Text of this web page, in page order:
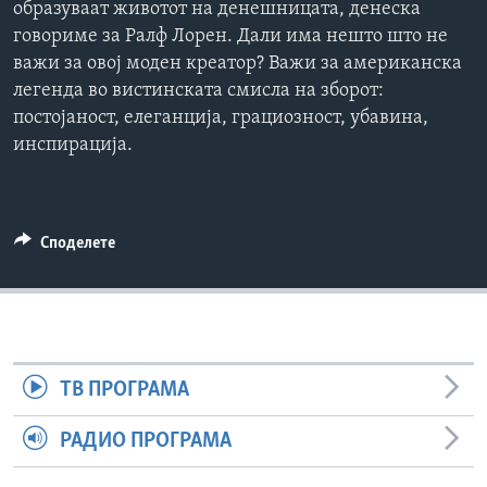
ИНТЕРВЈУА
Јазици
образуваат животот на денешницата, денеска
говориме за Ралф Лорен. Дали има нешто што не
важи за овој моден креатор? Важи за американска
легенда во вистинската смисла на зборот:
постојаност, елеганција, грациозност, убавина,
инспирација.
Споделете
ТВ ПРОГРАМА
РАДИО ПРОГРАМА